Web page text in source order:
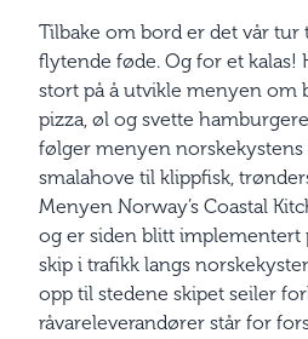
Tilbake om bord er det vår tur
flytende føde. Og for et kalas!
stort på å utvikle menyen om
pizza, øl og svette
følger menyen norskekystens
smalahove til klippfisk,
Menyen Norway’s Coastal
og er siden blitt implementert
skip i trafikk langs
opp til stedene skipet seiler
råvareleverandører står for